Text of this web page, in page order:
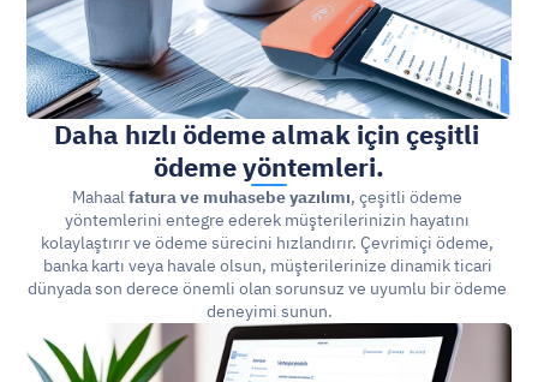
Daha hızlı ödeme almak için çeşitli
ödeme yöntemleri.
Mahaal fatura ve muhasebe yazılımı, çeşitli ödeme
yöntemlerini entegre ederek müşterilerinizin hayatını
kolaylaştırır ve ödeme sürecini hızlandırır. Çevrimiçi ödeme,
banka kartı veya havale olsun, müşterilerinize dinamik ticari
dünyada son derece önemli olan sorunsuz ve uyumlu bir ödeme
deneyimi sunun.